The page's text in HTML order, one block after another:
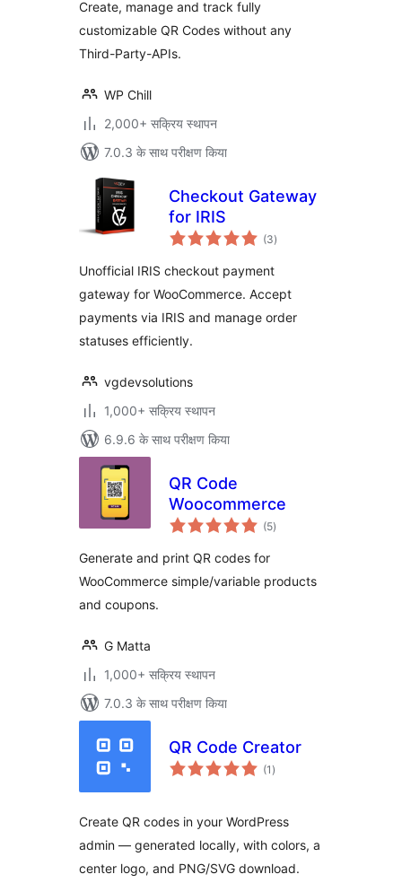
Create, manage and track fully
customizable QR Codes without any
Third-Party-APIs.
WP Chill
2,000+ सक्रिय स्थापन
7.0.3 के साथ परीक्षण किया
Checkout Gateway
for IRIS
(3कुल
दर)
Unofficial IRIS checkout payment
gateway for WooCommerce. Accept
payments via IRIS and manage order
statuses efficiently.
vgdevsolutions
1,000+ सक्रिय स्थापन
6.9.6 के साथ परीक्षण किया
QR Code
Woocommerce
(5कुल
दर)
Generate and print QR codes for
WooCommerce simple/variable products
and coupons.
G Matta
1,000+ सक्रिय स्थापन
7.0.3 के साथ परीक्षण किया
QR Code Creator
(1 कुल
दर)
Create QR codes in your WordPress
admin — generated locally, with colors, a
center logo, and PNG/SVG download.